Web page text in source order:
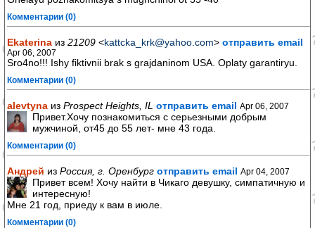
Комментарии (0)
Ekaterina из 21209 <kattcka_krk@yahoo.com> отправить email
Apr 06, 2007
Sro4no!!! Ishy fiktivnii brak s grajdaninom USA. Oplaty garantiryu.
Комментарии (0)
alevtyna из Prospect Heights, IL отправить email Apr 06, 2007
Привет.Хочу познакомиться с серьезными добрым
мужчиной, от45 до 55 лет- мне 43 года.
Комментарии (0)
Андрей из Россия, г. Оренбург отправить email Apr 04, 2007
Привет всем! Хочу найти в Чикаго девушку, симпатичную и
интересную!
Мне 21 год, приеду к вам в июле.
Комментарии (0)